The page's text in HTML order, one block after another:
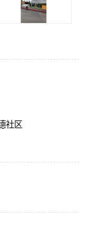
社区